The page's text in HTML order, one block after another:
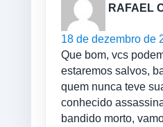
RAFAEL
18 de dezembro de
Que bom, vcs
estaremos salvos,
quem nunca teve
conhecido
bandido morto,